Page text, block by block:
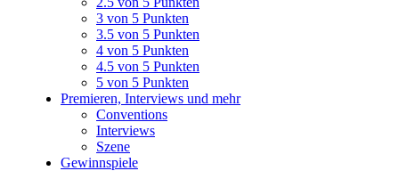
3 von 5 Punkten
3.5 von 5 Punkten
4 von 5 Punkten
4.5 von 5 Punkten
5 von 5 Punkten
Premieren, Interviews und mehr
Conventions
Interviews
Szene
Gewinnspiele